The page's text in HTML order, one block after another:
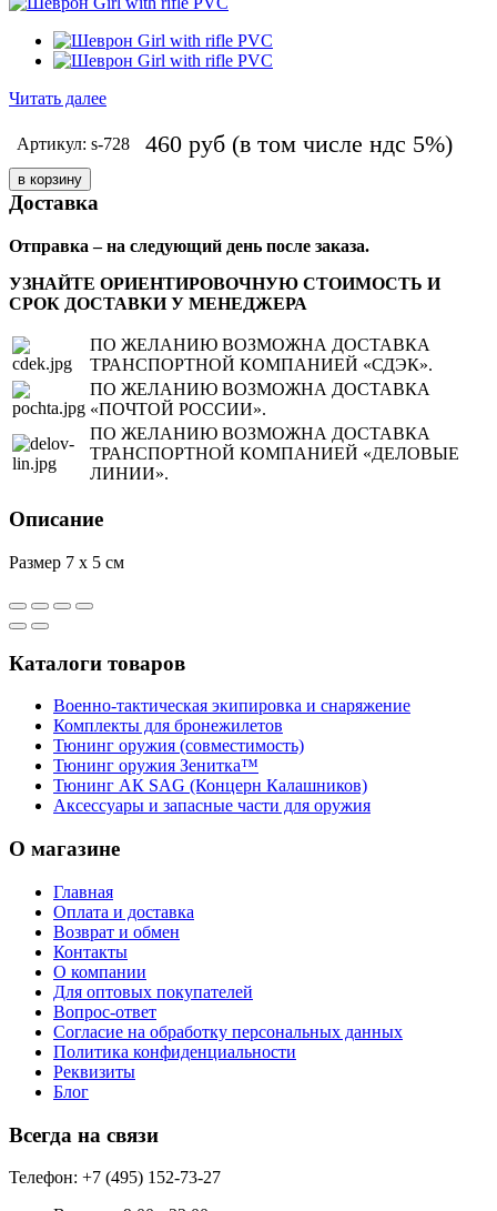
Читать далее
Артикул: s-728 460 руб (в том числе ндс 5%)
Доставка
Отправка – на следующий день после заказа.
УЗНАЙТЕ ОРИЕНТИРОВОЧНУЮ СТОИМОСТЬ И
СРОК ДОСТАВКИ У МЕНЕДЖЕРА
ПО ЖЕЛАНИЮ ВОЗМОЖНА ДОСТАВКА
ТРАНСПОРТНОЙ КОМПАНИЕЙ «СДЭК».
ПО ЖЕЛАНИЮ ВОЗМОЖНА ДОСТАВКА
«ПОЧТОЙ РОССИИ».
ПО ЖЕЛАНИЮ ВОЗМОЖНА ДОСТАВКА
ТРАНСПОРТНОЙ КОМПАНИЕЙ «ДЕЛОВЫЕ
ЛИНИИ».
Описание
Размер 7 x 5 см
Каталоги товаров
Военно-тактическая экипировка и снаряжение
Комплекты для бронежилетов
Тюнинг оружия (совместимость)
Тюнинг оружия Зенитка™
Тюнинг АК SAG (Концерн Калашников)
Аксессуары и запасные части для оружия
О магазине
Главная
Оплата и доставка
Возврат и обмен
Контакты
О компании
Для оптовых покупателей
Вопрос-ответ
Согласие на обработку персональных данных
Политика конфиденциальности
Реквизиты
Блог
Всегда на связи
Телефон: +7 (495) 152-73-27